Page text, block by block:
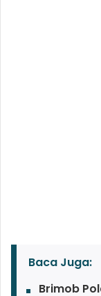
Baca Juga:
Brimob